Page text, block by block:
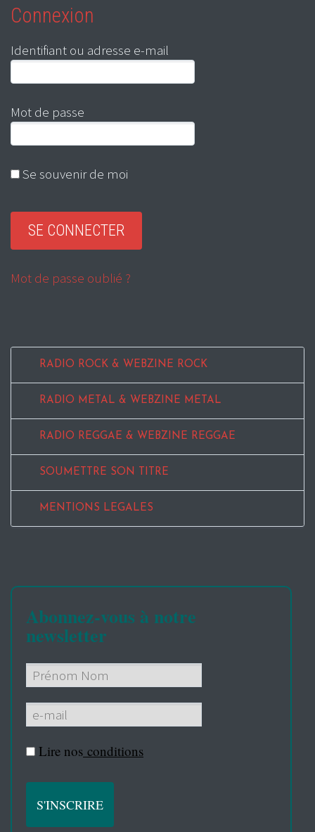
Connexion
Identifiant ou adresse e-mail
Mot de passe
Se souvenir de moi
Mot de passe oublié ?
RADIO ROCK & WEBZINE ROCK
RADIO METAL & WEBZINE METAL
RADIO REGGAE & WEBZINE REGGAE
SOUMETTRE SON TITRE
MENTIONS LEGALES
Abonnez-vous à notre
newsletter
Lire nos conditions